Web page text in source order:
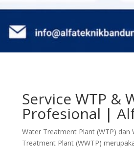
Service WTP &
Profesional |
Water Treatment Plant (WTP) dan
Treatment Plant (WWTP)